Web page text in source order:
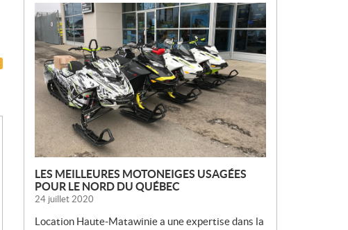
N
O
U
V
L
L
S
LES MEILLEURES MOTONEIGES USAGÉES
POUR LE NORD DU QUÉBEC
24 juillet 2020
Location Haute-Matawinie a une expertise dans la